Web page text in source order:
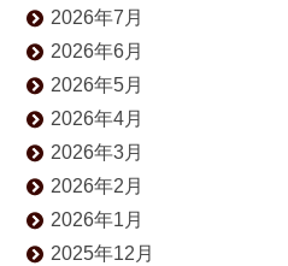
2026年7月
2026年6月
2026年5月
2026年4月
2026年3月
2026年2月
2026年1月
2025年12月